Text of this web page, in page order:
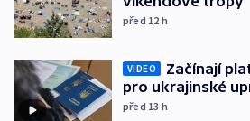
před 12 h
VIDEO
Začínají
pro ukrajinské
před 13 h